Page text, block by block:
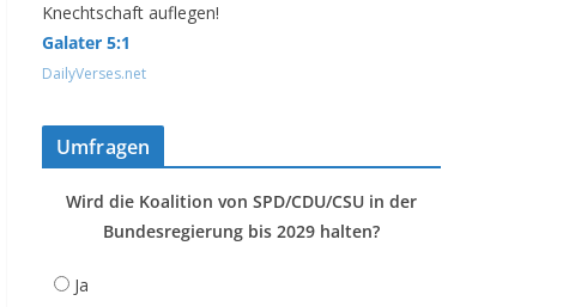
Knechtschaft auflegen!
Galater 5:1
DailyVerses.net
Umfragen
Wird die Koalition von SPD/CDU/CSU in der
Bundesregierung bis 2029 halten?
Ja